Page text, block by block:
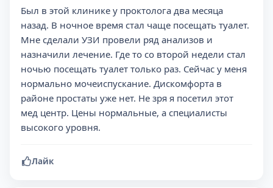
Был в этой клинике у проктолога два месяца
назад. В ночное время стал чаще посещать туалет.
Мне сделали УЗИ провели ряд анализов и
назначили лечение. Где то со второй недели стал
ночью посещать туалет только раз. Сейчас у меня
нормально мочеиспускание. Дискомфорта в
районе простаты уже нет. Не зря я посетил этот
мед центр. Цены нормальные, а специалисты
высокого уровня.
Лайк